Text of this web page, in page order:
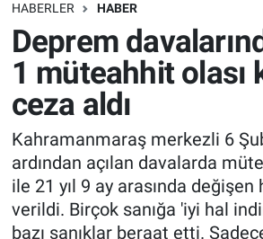
HABERLER HABER
Deprem
1 müteahhit olası
ceza aldı
Kahramanmaraş merkezli 6
ardından açılan davalarda
ile 21 yıl 9 ay arasında değişen
verildi. Birçok sanığa 'iyi hal
bazı sanıklar beraat etti.
Bilim turu
Bilim ve Teknoloji Evreni
Doğa Konuşuyor
Dünya
Ege Saati
Dünya
Teknoloji
Sağlık
Spor
Yayın Akışı
Trafik Durumu
Süper Lig Puan Durumu ve
Tüm Manşetler
Son Dakika Haberleri
Haber Arşivi